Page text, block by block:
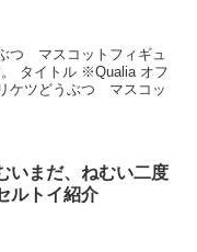
つ マスコットフィギュ
タイトル ※Qualia オフ
ケツどうぶつ マスコッ
いまだ、ねむい二度
ルトイ紹介